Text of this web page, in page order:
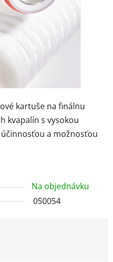
kartuše na finálnu
kvapalín s vysokou
a možnosťou
Na objednávku
050054